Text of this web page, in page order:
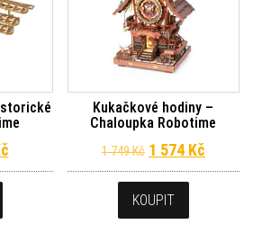
cena byla: 399 Kč.
Aktuální cena je: 359 Kč.
Kukačkové hodiny –
Chaloupka Robotime
1 749Kč Původní cena
1 574 KčAktuální
KOUPIT